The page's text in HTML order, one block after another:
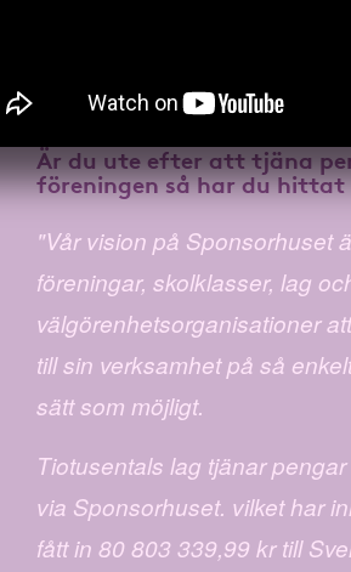
Är du ute efter atttjäna
föreningenså har du
"Vår vision på Sponsorhuset
föreningar, skolklasser, lag
välgörenhetsorganisationer
till sin verksamhet på så
sätt som möjligt.
Tiotusentals lag tjänar
via Sponsorhuset. vilket har
fått in 80 803 339,99 kr till